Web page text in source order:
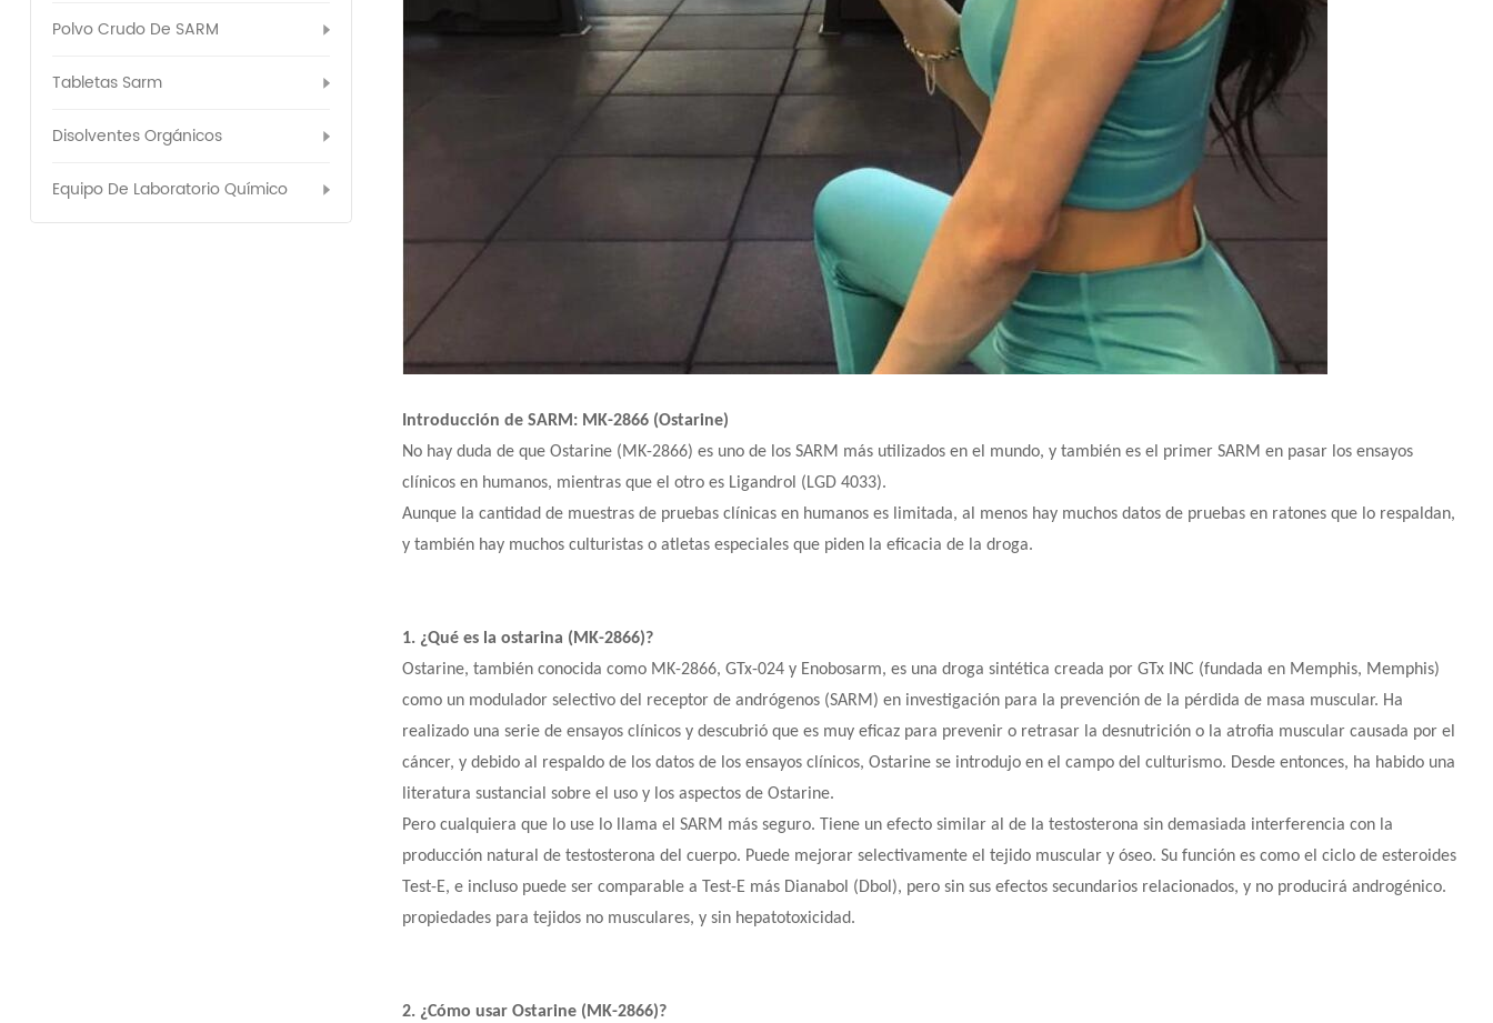
Polvo Crudo De SARM
Tabletas Sarm
Disolventes Orgánicos
Equipo De Laboratorio Químico
Introducción de SARM: MK-2866 (Ostarine)
No hay duda de que Ostarine (MK-2866) es uno de los SARM más utilizados en el mundo, y también es el primer SARM en pasar los ensayos
clínicos en humanos, mientras que el otro es Ligandrol (LGD 4033).
Aunque la cantidad de muestras de pruebas clínicas en humanos es limitada, al menos hay muchos datos de pruebas en ratones que lo respaldan,
y también hay muchos culturistas o atletas especiales que piden la eficacia de la droga.
1. ¿Qué es la ostarina (MK-2866)?
Ostarine, también conocida como MK-2866, GTx-024 y Enobosarm, es una droga sintética creada por GTx INC (fundada en Memphis, Memphis)
como un modulador selectivo del receptor de andrógenos (SARM) en investigación para la prevención de la pérdida de masa muscular. Ha
realizado una serie de ensayos clínicos y descubrió que es muy eficaz para prevenir o retrasar la desnutrición o la atrofia muscular causada por el
cáncer, y debido al respaldo de los datos de los ensayos clínicos, Ostarine se introdujo en el campo del culturismo. Desde entonces, ha habido una
literatura sustancial sobre el uso y los aspectos de Ostarine.
Pero cualquiera que lo use lo llama el SARM más seguro. Tiene un efecto similar al de la testosterona sin demasiada interferencia con la
producción natural de testosterona del cuerpo. Puede mejorar selectivamente el tejido muscular y óseo. Su función es como el ciclo de esteroides
Test-E, e incluso puede ser comparable a Test-E más Dianabol (Dbol), pero sin sus efectos secundarios relacionados, y no producirá androgénico.
propiedades para tejidos no musculares, y sin hepatotoxicidad.
2. ¿Cómo usar Ostarine (MK-2866)?